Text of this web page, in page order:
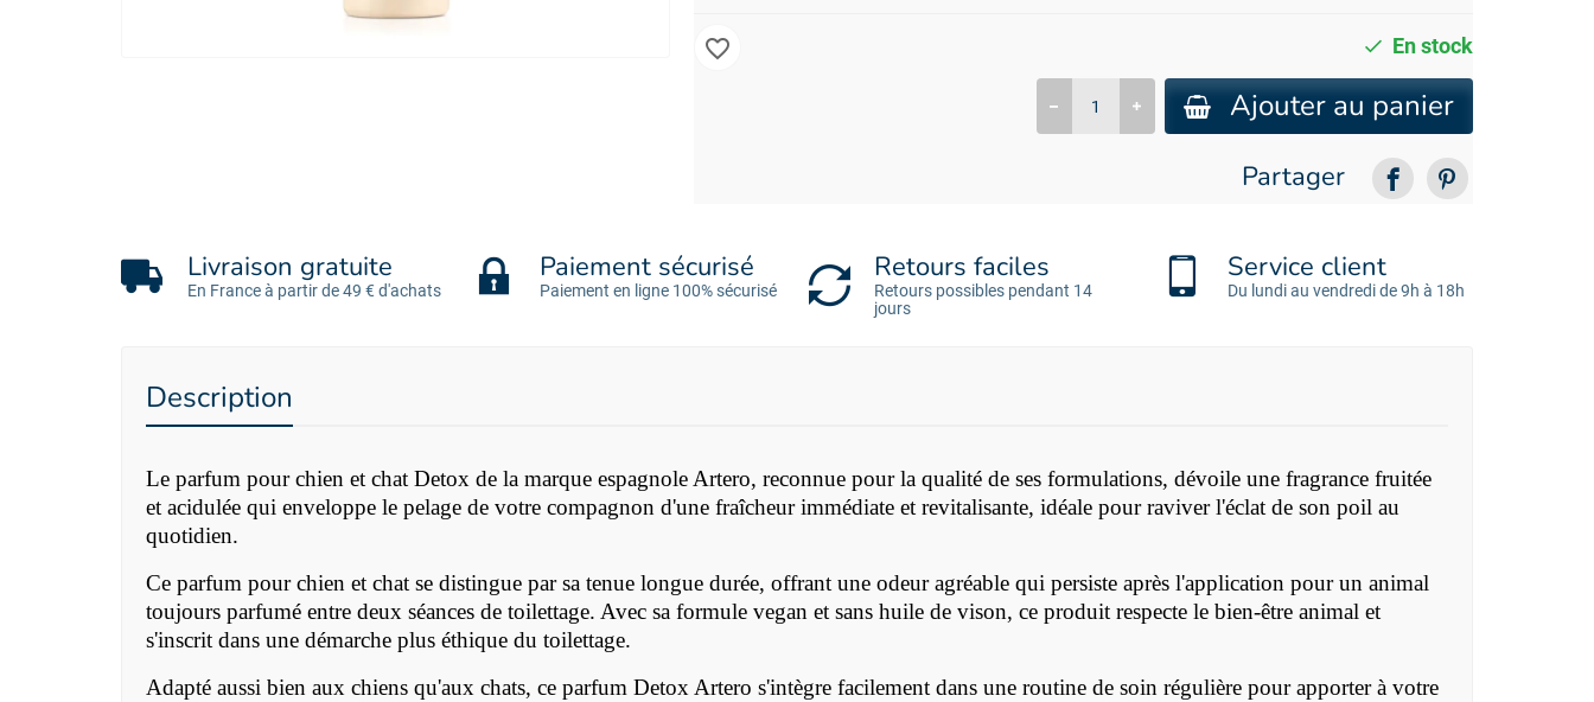
En stock
Ajouter au panier
favorite_border
Partager
Livraison gratuite
En France à partir de 49 € d'achats
Paiement sécurisé
Paiement en ligne 100% sécurisé
Retours faciles
Retours possibles pendant 14
jours
Service client
Du lundi au vendredi de 9h à 18h
Description
Le parfum pour chien et chat Detox de la marque espagnole Artero, reconnue pour la qualité de ses formulations, dévoile une fragrance fruitée
et acidulée qui enveloppe le pelage de votre compagnon d'une fraîcheur immédiate et revitalisante, idéale pour raviver l'éclat de son poil au
quotidien.
Ce parfum pour chien et chat se distingue par sa tenue longue durée, offrant une odeur agréable qui persiste après l'application pour un animal
toujours parfumé entre deux séances de toilettage. Avec sa formule vegan et sans huile de vison, ce produit respecte le bien-être animal et
s'inscrit dans une démarche plus éthique du toilettage.
Adapté aussi bien aux chiens qu'aux chats, ce parfum Detox Artero s'intègre facilement dans une routine de soin régulière pour apporter à votre